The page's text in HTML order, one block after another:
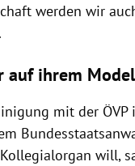
werden wir
auf ihrem
mit der
will,